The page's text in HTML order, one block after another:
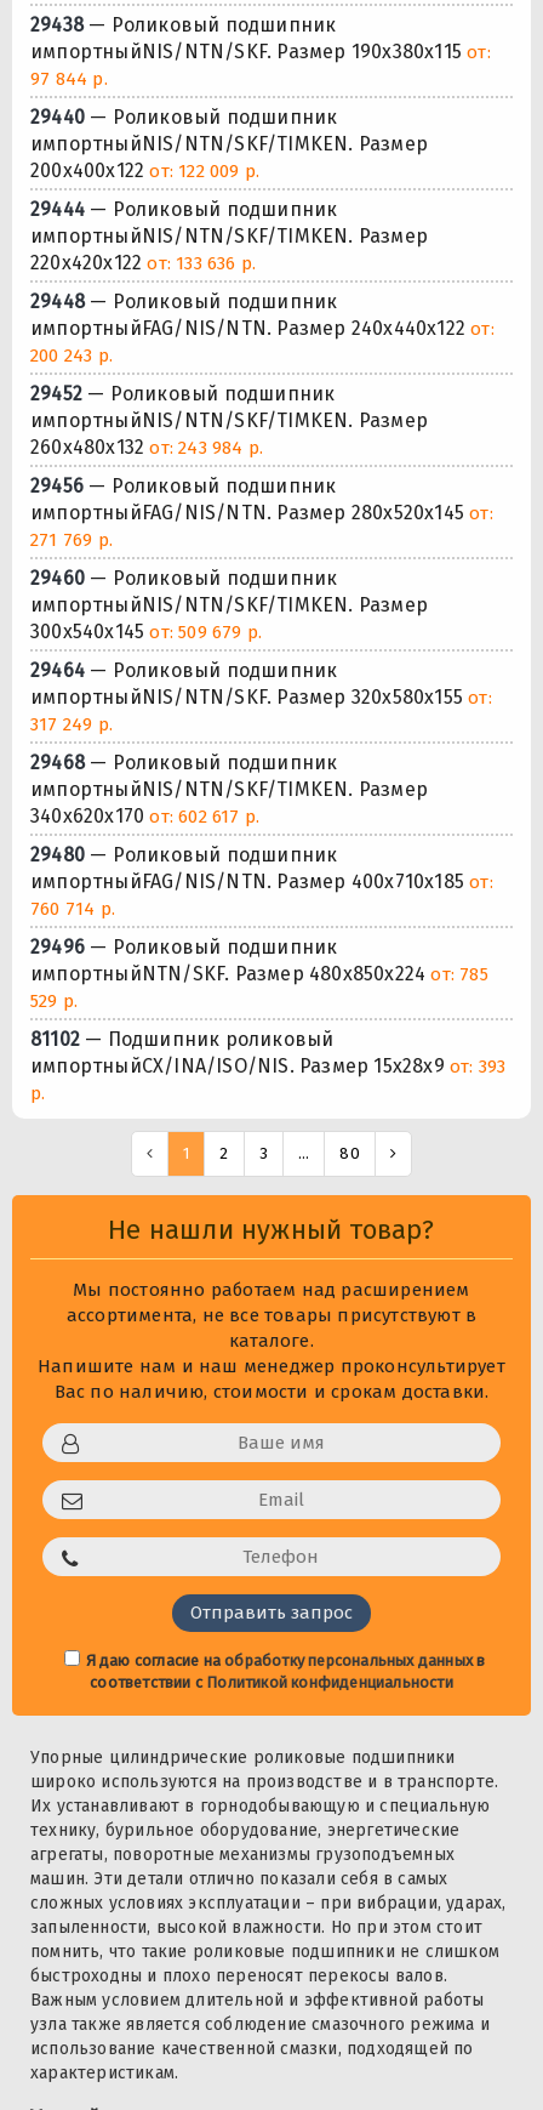
29438— Роликовый подшипник
импортныйNIS/NTN/SKF. Размер 190x380x115от:
97 844 р.
29440— Роликовый подшипник
импортныйNIS/NTN/SKF/TIMKEN. Размер
200x400x122от: 122 009 р.
29444— Роликовый подшипник
импортныйNIS/NTN/SKF/TIMKEN. Размер
220x420x122от: 133 636 р.
29448— Роликовый подшипник
импортныйFAG/NIS/NTN. Размер 240x440x122от:
200 243 р.
29452— Роликовый подшипник
импортныйNIS/NTN/SKF/TIMKEN. Размер
260x480x132от: 243 984 р.
29456— Роликовый подшипник
импортныйFAG/NIS/NTN. Размер 280x520x145от:
271 769 р.
29460— Роликовый подшипник
импортныйNIS/NTN/SKF/TIMKEN. Размер
300x540x145от: 509 679 р.
29464— Роликовый подшипник
импортныйNIS/NTN/SKF. Размер 320x580x155от:
317 249 р.
29468— Роликовый подшипник
импортныйNIS/NTN/SKF/TIMKEN. Размер
340x620x170от: 602 617 р.
29480— Роликовый подшипник
импортныйFAG/NIS/NTN. Размер 400x710x185от:
760 714 р.
29496— Роликовый подшипник
импортныйNTN/SKF. Размер 480x850x224от: 785
529 р.
81102— Подшипник роликовый
импортныйCX/INA/ISO/NIS. Размер 15x28x9 от: 393
р.
1 2 3 ... 80
Не нашли нужный товар?
Мы постоянно работаем над расширением
ассортимента, не все товары присутствуют в
каталоге.
Напишите нам и наш менеджер проконсультирует
Вас по наличию, стоимости и срокам доставки.
Я даю согласие наобработку персональных данныхв
соответствии с Политикой конфиденциальности
Упорные цилиндрические роликовые подшипники
широко используются на производстве и в транспорте.
Их устанавливают в горнодобывающую и специальную
технику, бурильное оборудование, энергетические
агрегаты, поворотные механизмы грузоподъемных
машин. Эти детали отлично показали себя в самых
сложных условиях эксплуатации – при вибрации, ударах,
запыленности, высокой влажности. Но при этом стоит
помнить, что такие роликовые подшипники не слишком
быстроходны и плохо переносят перекосы валов.
Важным условием длительной и эффективной работы
узла также является соблюдение смазочного режима и
использование качественной смазки, подходящей по
характеристикам.